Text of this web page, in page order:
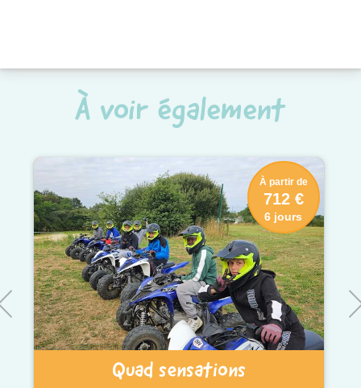
À voir également
Quad sensations
À partir de
712 €
6 jours